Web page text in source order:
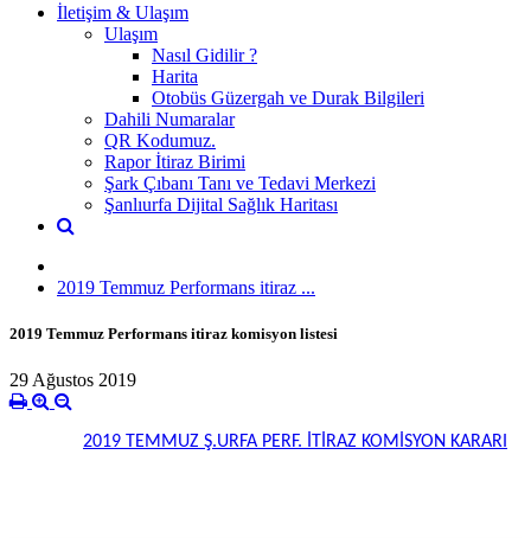
İletişim & Ulaşım
Ulaşım
Nasıl Gidilir ?
Harita
Otobüs Güzergah ve Durak Bilgileri
Dahili Numaralar
QR Kodumuz.
Rapor İtiraz Birimi
Şark Çıbanı Tanı ve Tedavi Merkezi
Şanlıurfa Dijital Sağlık Haritası
2019 Temmuz Performans itiraz ...
2019 Temmuz Performans itiraz komisyon listesi
29 Ağustos 2019
2019 TEMMUZ Ş.URFA PERF. İTİRAZ KOMİSYON KARARI